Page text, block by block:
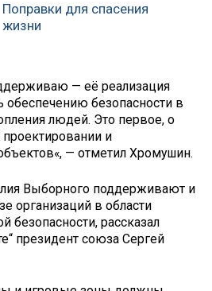
Поправки для спасения
жизни
— её реализация
обеспечению безопасности в
людей. Это первое, о
и
— отметил Хромушин.
Выборного поддерживают и
организаций в области
безопасности, рассказал
президент союза Сергей